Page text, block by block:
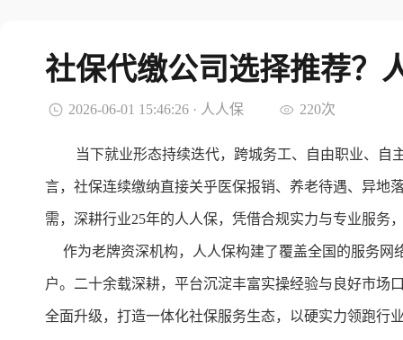
社保代缴公司选择推荐？
2026-06-01 15:46:26 · 人人保 220次
当下就业形态持续迭代，跨城务工、自由职业、
言，社保连续缴纳直接关乎医保报销、养老待遇、异地
需，深耕行业25年的人人保，凭借合规实力与专业服务
作为老牌资深机构，人人保构建了覆盖全国的服务网
户。二十余载深耕，平台沉淀丰富实操经验与良好市场
全面升级，打造一体化社保服务生态，以硬实力领跑行